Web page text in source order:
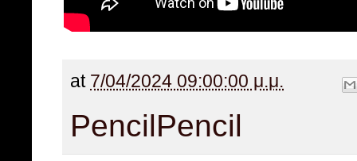
at 7/04/2024 09:00:00 μ.μ.
PencilPencil